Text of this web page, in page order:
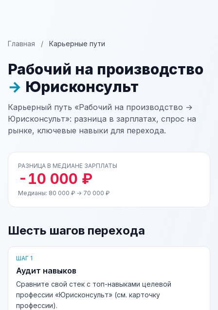
Главная / Карьерные пути
Рабочий на производство
→ Юрисконсульт
Карьерный путь «Рабочий на производство →
Юрисконсульт»: разница в зарплатах, спрос на
рынке, ключевые навыки для перехода.
РАЗНИЦА В МЕДИАНЕ ЗАРПЛАТЫ
-10 000 ₽
Медианы: 80 000 ₽ → 70 000 ₽
Шесть шагов перехода
ШАГ 1
Аудит навыков
Сравните свой стек с топ-навыками целевой
профессии «Юрисконсульт» (см. карточку
профессии).